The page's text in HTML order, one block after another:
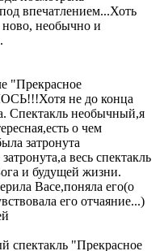
впечатлением...Хоть
ново, необычно и
"Прекрасное
не до конца
Спектакль необычный,я
о чем
затронута
весь спектакль
и будущей жизни.
Васе,поняла его(о
его отчаяние...)
спектакль "Прекрасное